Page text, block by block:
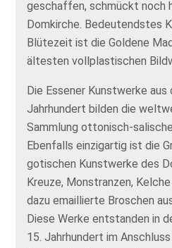
geschaffen, schmückt noch
Domkirche. Bedeutendstes
Blütezeit ist die Goldene
ältesten vollplastischen
Die Essener Kunstwerke aus
Jahrhundert bilden die
Sammlung ottonisch-
Ebenfalls einzigartig ist die
gotischen Kunstwerke des
Kreuze, Monstranzen,
dazu emaillierte Broschen
Diese Werke entstanden in
15. Jahrhundert im